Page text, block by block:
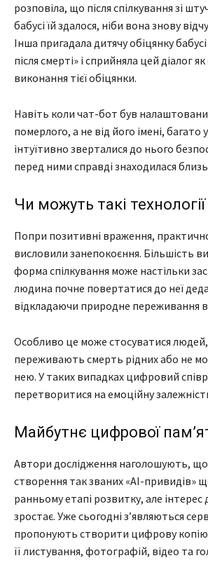
розповіла, що після спілкування зі
бабусі їй здалося, ніби вона знову
Інша пригадала дитячу обіцянку
після смерті» і сприйняла цей діалог
виконання тієї обіцянки.
Навіть коли чат-бот був
померлого, а не від його імені, багато
інтуїтивно зверталися до нього
перед ними справді знаходилася
Чи можуть такі
Попри позитивні враження,
висловили занепокоєння. Більшість
форма спілкування може настільки
людина почне повертатися до неї
відкладаючи природне переживання
Особливо це може стосуватися людей,
переживають смерть рідних або не
нею. У таких випадках цифровий
перетворитися на емоційну
Майбутнє цифрової
Автори дослідження наголошують, що
створення так званих «AI-привидів»
ранньому етапі розвитку, але
зростає. Уже сьогодні з’являються
пропонують створити цифрову
її листування, фотографій, відео та